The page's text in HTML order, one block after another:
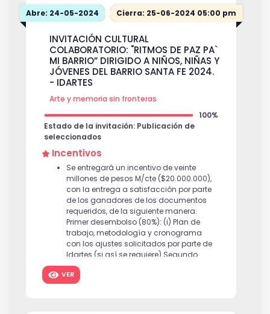
12,000,000
Categoría 2: Agrupaciones emergentes o
semilleros.
Se otorgarán cinco (5) estímulos de seis
millones de pesos ($6.000.000) a cada
agrupación emergente. Al valor total del
incentivo económico se aplicarán los
descuentos y retenciones de ley a que
haya lugar. En caso de que alguna de
las categorías quede desierta, el comité
evaluador podrá recomendar asignar
los recursos a la otra categoría, siempre
propuestas alcancen el puntaje mínimo
requerido.$ 6,000,000
Abre: 24-05-2024 Cierra: 25-06-2024 05:00 pm
INVITACIÓN CULTURAL
COLABORATORIO: "RITMOS DE PAZ PA`
MI BARRIO” DIRIGIDO A NIÑOS, NIÑAS Y
JÓVENES DEL BARRIO SANTA FE 2024.
- IDARTES
Arte y memoria sin fronteras
100%
Estado de la invitación: Publicación de
seleccionados
Incentivos
Se entregará un incentivo de veinte
millones de pesos M/cte ($20.000.000),
con la entrega a satisfacción por parte
de los ganadores de los documentos
requeridos, de la siguiente manera:
Primer desembolso (80%): (i) Plan de
trabajo, metodología y cronograma
con los ajustes solicitados por parte de
Idartes (si así se requiere) Segundo
desembolso (20%): (i) Reporte de gastos
en los formatos suministrados por el
Idartes, con sus debidos soportes, (ii)
VER